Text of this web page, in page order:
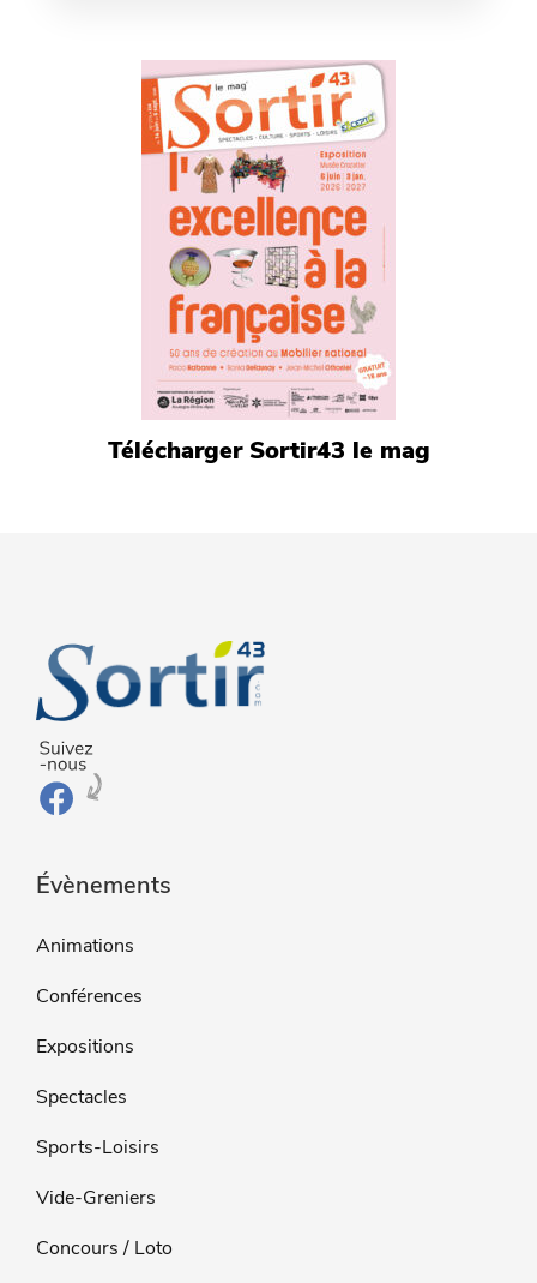
Télécharger Sortir43 le mag
Évènements
Animations
Conférences
Expositions
Spectacles
Sports-Loisirs
Vide-Greniers
Concours / Loto